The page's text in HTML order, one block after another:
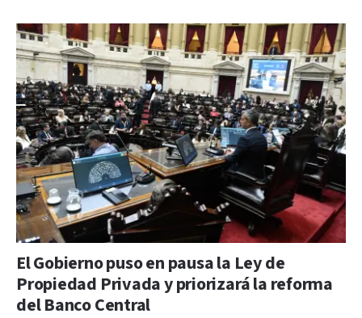
El Gobierno puso en pausa la Ley de
Propiedad Privada y priorizará la reforma
del Banco Central